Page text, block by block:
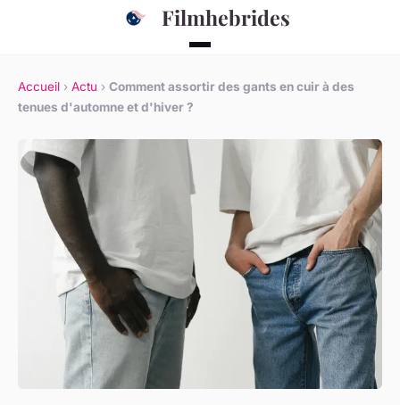
Filmhebrides
Accueil › Actu › Comment assortir des gants en cuir à des
tenues d'automne et d'hiver ?